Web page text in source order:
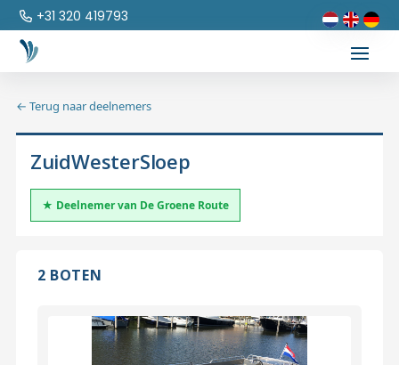
+31 320 419793
← Terug naar deelnemers
ZuidWesterSloep
★ Deelnemer van De Groene Route
2 BOTEN